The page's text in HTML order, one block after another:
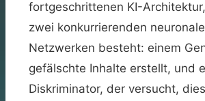
fortgeschrittenen KI-
zwei konkurrierenden
Netzwerken besteht: einem
gefälschte Inhalte erstellt, und
Diskriminator, der versucht,